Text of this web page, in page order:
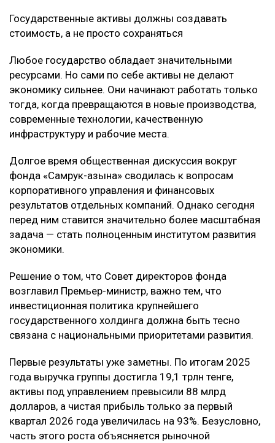
Государственные активы должны создавать
стоимость, а не просто сохраняться
Любое государство обладает значительными
ресурсами. Но сами по себе активы не делают
экономику сильнее. Они начинают работать только
тогда, когда превращаются в новые производства,
современные технологии, качественную
инфраструктуру и рабочие места.
Долгое время общественная дискуссия вокруг
фонда «Самрук-Қазына» сводилась к вопросам
корпоративного управления и финансовых
результатов отдельных компаний. Однако сегодня
перед ним ставится значительно более масштабная
задача — стать полноценным институтом развития
экономики.
Решение о том, что Совет директоров фонда
возглавил Премьер-министр, важно тем, что
инвестиционная политика крупнейшего
государственного холдинга должна быть тесно
связана с национальными приоритетами развития.
Первые результаты уже заметны. По итогам 2025
года выручка группы достигла 19,1 трлн тенге,
активы под управлением превысили 88 млрд
долларов, а чистая прибыль только за первый
квартал 2026 года увеличилась на 93%. Безусловно,
часть этого роста объясняется рыночной